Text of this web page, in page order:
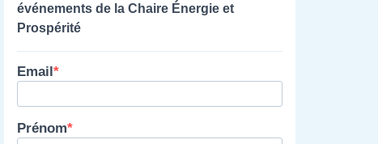
événements de la Chaire Énergie et
Prospérité
Email
Prénom